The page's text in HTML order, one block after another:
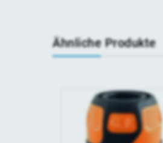
Ähnliche Produkte